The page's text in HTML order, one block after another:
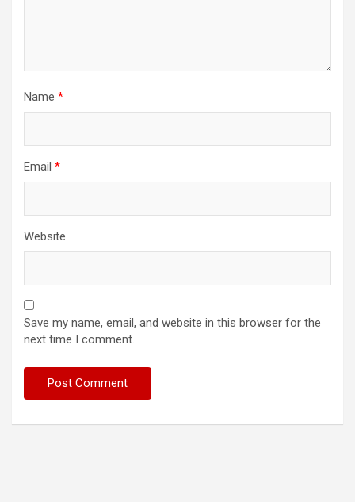
Name *
Email *
Website
Save my name, email, and website in this browser for the
next time I comment.